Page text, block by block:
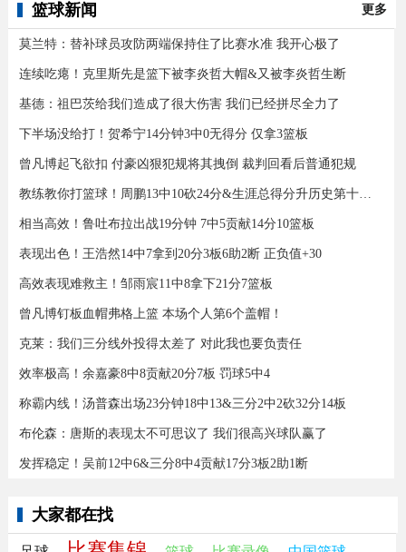
篮球新闻 更多
莫兰特：替补球员攻防两端保持住了比赛水准 我开心极了
连续吃瘪！克里斯先是篮下被李炎哲大帽&又被李炎哲生断
基德：祖巴茨给我们造成了很大伤害 我们已经拼尽全力了
下半场没给打！贺希宁14分钟3中0无得分 仅拿3篮板
曾凡博起飞欲扣 付豪凶狠犯规将其拽倒 裁判回看后普通犯规
教练教你打篮球！周鹏13中10砍24分&生涯总得分升历史第十三！
相当高效！鲁吐布拉出战19分钟 7中5贡献14分10篮板
表现出色！王浩然14中7拿到20分3板6助2断 正负值+30
高效表现难救主！邹雨宸11中8拿下21分7篮板
曾凡博钉板血帽弗格上篮 本场个人第6个盖帽！
克莱：我们三分线外投得太差了 对此我也要负责任
效率极高！余嘉豪8中8贡献20分7板 罚球5中4
称霸内线！汤普森出场23分钟18中13&三分2中2砍32分14板
布伦森：唐斯的表现太不可思议了 我们很高兴球队赢了
发挥稳定！吴前12中6&三分8中4贡献17分3板2助1断
大家都在找